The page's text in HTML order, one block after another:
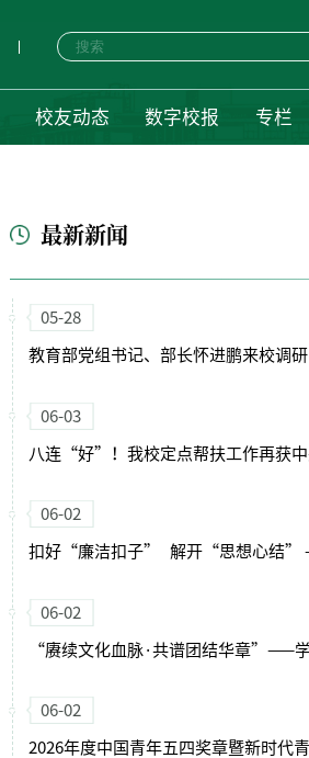
校友动态 数字校报 专栏
最新新闻
05-28
教育部党组书记、部长怀进鹏来校调研
06-03
06-02
06-02
06-02